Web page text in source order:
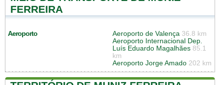
FERREIRA
Aeroporto Aeroporto de Valença 36.8 km
Aeroporto Internacional Dep.
Luís Eduardo Magalhães 85.1
km
Aeroporto Jorge Amado 202 km